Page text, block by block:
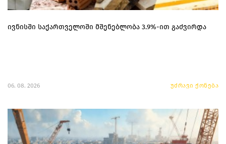
ივნისში საქართველოში მშენებლობა 3.9%-ით გაძვირდა
06. 08. 2026 უძრავი ქონება